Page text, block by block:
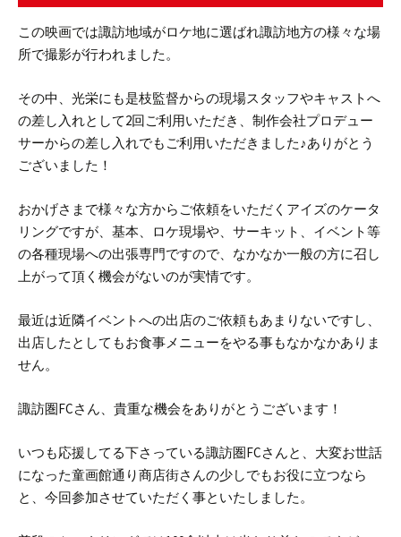
この映画では諏訪地域がロケ地に選ばれ諏訪地方の様々な場
所で撮影が行われました。
その中、光栄にも是枝監督からの現場スタッフやキャストへ
の差し入れとして2回ご利用いただき、制作会社プロデュー
サーからの差し入れでもご利用いただきました♪ありがとう
ございました！
おかげさまで様々な方からご依頼をいただくアイズのケータ
リングですが、基本、ロケ現場や、サーキット、イベント等
の各種現場への出張専門ですので、なかなか一般の方に召し
上がって頂く機会がないのが実情です。
最近は近隣イベントへの出店のご依頼もあまりないですし、
出店したとしてもお食事メニューをやる事もなかなかありま
せん。
諏訪圏FCさん、貴重な機会をありがとうございます！
いつも応援してる下さっている諏訪圏FCさんと、大変お世話
になった童画館通り商店街さんの少しでもお役に立つなら
と、今回参加させていただく事といたしました。